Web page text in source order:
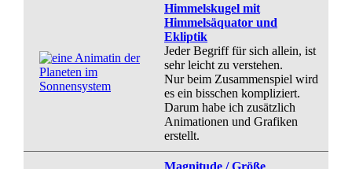
Himmelskugel mit
Himmelsäquator und
Ekliptik
Jeder Begriff für sich allein, ist
sehr leicht zu verstehen.
Nur beim Zusammenspiel wird
es ein bisschen kompliziert.
Darum habe ich zusätzlich
Animationen und Grafiken
erstellt.
Magnitude / Größe